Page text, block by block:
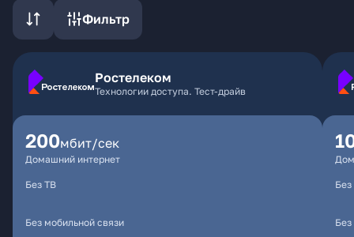
Фильтр
Ростелеком
Технологии доступа. Тест-драйв
200мбит/сек
Домашний интернет
Без ТВ
Без мобильной связи